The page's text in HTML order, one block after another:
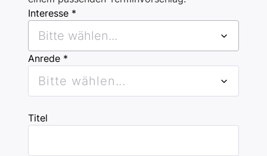
Interesse *
Bitte wählen...
Anrede *
Bitte wählen...
Titel